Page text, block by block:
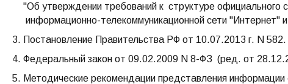
"Об утверждении требований к структуре официального
информационно-телекоммуникационной сети
Постановление Правительства РФ от 10.07.2013 г. N 582.
Федеральный закон от 09.02.2009 N 8-ФЗ (ред. от
Методические рекомендации представления информации